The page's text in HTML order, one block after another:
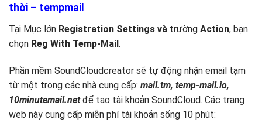
thời – tempmail
Tại Mục lớn Registration Settings và trường Action, bạn
chọn Reg With Temp-Mail.
Phần mềm SoundCloudcreator sẽ tự động nhận email tạm
từ một trong các nhà cung cấp: mail.tm, temp-mail.io,
10minutemail.netđể tạo tài khoản SoundCloud. Các trang
web này cung cấp miễn phí tài khoản sống 10 phút: